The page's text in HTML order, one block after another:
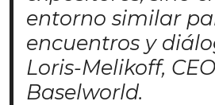
entorno similar
encuentros y
Loris-Melikoff,
Baselworld.